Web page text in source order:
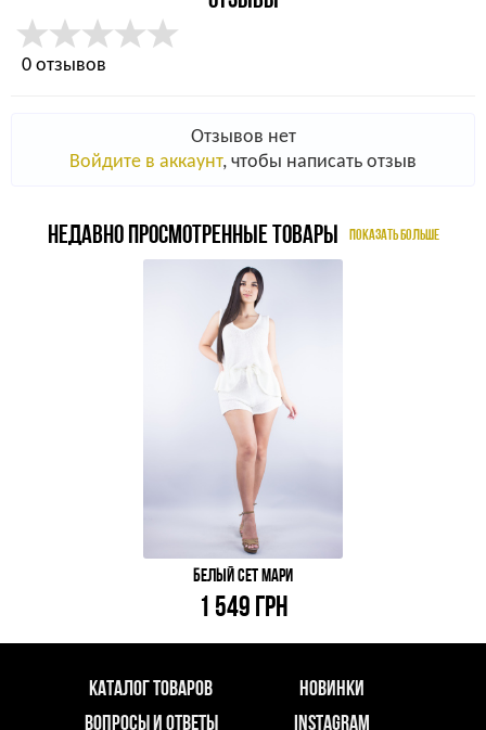
0 отзывов
Отзывов нет
Войдите в аккаунт, чтобы написать отзыв
НЕДАВНО ПРОСМОТРЕННЫЕ ТОВАРЫ ПОКАЗАТЬ БОЛЬШЕ
БЕЛЫЙ СЕТ МАРИ
1 549 ГРН
КАТАЛОГ ТОВАРОВ
ВОПРОСЫ И ОТВЕТЫ
НОВИНКИ
INSTAGRAM